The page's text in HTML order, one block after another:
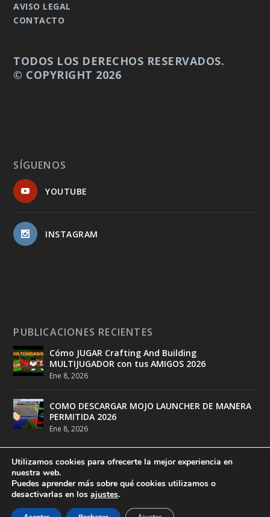
AVISO LEGAL
CONTACTO
TODOS LOS DERECHOS RESERVADOS.
© COPYRIGHT 2026
SÍGUENOS
YOUTUBE
INSTAGRAM
PUBLICACIONES RECIENTES
Cómo JUGAR Crafting And Building
MULTIJUGADOR con tus AMIGOS 2026
Ene 8, 2026
COMO DESCARGAR MOJO LAUNCHER DE MANERA
PERMITIDA 2026
Ene 8, 2026
Diseñado porDeathMatch Studios
DeathMatch Studios
Utilizamos cookies para ofrecerte la mejor experiencia en
nuestra web.
Puedes aprender más sobre qué cookies utilizamos o
desactivarlas en los ajustes.